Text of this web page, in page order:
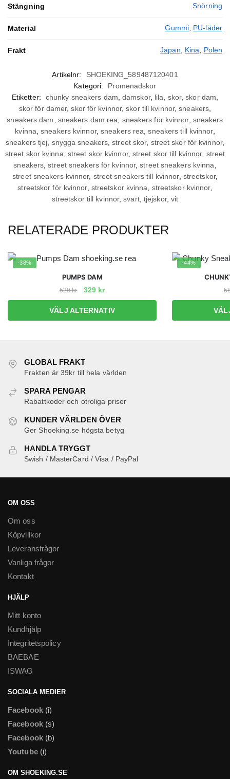
Stängning Snörning
Material Gummi, PU-läder
Frakt Japan Kina Polen
Artikelnr:
SHOEKING_589487120401
Kategori:
Promenadskor
Etiketter:
chunky sneakers dam ,damskor, lila skor,skor dam
skor för damer,skor för kvinnor,skor till kvinnor,sneakers
sneakers dam
sneakers dam rea sneakers för kvinnor, sneakers
kvinna ,sneakers kvinnor, sneakers rea ,sneakers till kvinnor,
sneakers tjej snygga sneakers ,street skor, street skor för kvinnor,
street skor kvinna street skor kvinnor, street skor till kvinnor, street
sneakers ,street sneakers för kvinnor,street sneakers kvinna
street sneakers kvinnor, street sneakers till kvinnor, streetskor,
streetskor för kvinnor, streetskor kvinna streetskor kvinnor,
streetskor till kvinnor,svart, tjejskor, vit
RELATERADE PRODUKTER
-38%
PUMPS DAM
529kr
Det
ursprungliga
priset
var:
329 krDet
nuvarande
priset
är:
VÄLJ ALTERNATIV
Den
här
varianter.
olika
alternativen
kan
väljas
produktsidan
-44%
GLOBAL FRAKT
Frakten är 39kr till hela världen
SPARA PENGAR
Rabattkoder och otroliga priser
KUNDER VÄRLDEN ÖVER
Ger Shoeking.se högsta betyg
HANDLA TRYGGT
Swish / MasterCard / Visa / PayPal
OM OSS
Om oss
Köpvillkor
Leveransfrågor
Vanliga frågor
Kontakt
HJÄLP
Mitt konto
Kundhjälp
Integritetspolicy
BAEBAE
ISWAG
SOCIALA MEDIER
Facebook(i)
Facebook(s)
Facebook(b)
Youtube(i)
OM SHOEKING.SE